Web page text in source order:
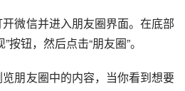
微信并进入朋友圈界面。在底部
钮，然后点击“朋友圈”。
朋友圈中的内容，当你看到想要